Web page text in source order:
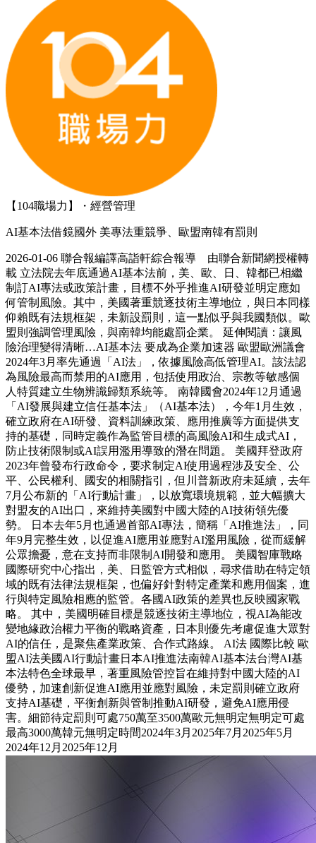
【104職場力】・經營管理
AI基本法借鏡國外 美專法重競爭、歐盟南韓有罰則
2026-01-06 聯合報編譯高詣軒綜合報導 由聯合新聞網授權轉
載 立法院去年底通過AI基本法前，美、歐、日、韓都已相繼
制訂AI專法或政策計畫，目標不外乎推進AI研發並明定應如
何管制風險。其中，美國著重競逐技術主導地位，與日本同樣
仰賴既有法規框架，未新設罰則，這一點似乎與我國類似。歐
盟則強調管理風險，與南韓均能處罰企業。 延伸閱讀：讓風
險治理變得清晰…AI基本法 要成為企業加速器 歐盟歐洲議會
2024年3月率先通過「AI法」，依據風險高低管理AI。該法認
為風險最高而禁用的AI應用，包括使用政治、宗教等敏感個
人特質建立生物辨識歸類系統等。 南韓國會2024年12月通過
「AI發展與建立信任基本法」（AI基本法），今年1月生效，
確立政府在AI研發、資料訓練政策、應用推廣等方面提供支
持的基礎，同時定義作為監管目標的高風險AI和生成式AI，
防止技術限制或AI誤用濫用導致的潛在問題。 美國拜登政府
2023年曾發布行政命令，要求制定AI使用過程涉及安全、公
平、公民權利、國安的相關指引，但川普新政府未延續，去年
7月公布新的「AI行動計畫」，以放寬環境規範，並大幅擴大
對盟友的AI出口，來維持美國對中國大陸的AI技術領先優
勢。 日本去年5月也通過首部AI專法，簡稱「AI推進法」，同
年9月完整生效，以促進AI應用並應對AI濫用風險，從而緩解
公眾擔憂，意在支持而非限制AI開發和應用。 美國智庫戰略
國際研究中心指出，美、日監管方式相似，尋求借助在特定領
域的既有法律法規框架，也偏好針對特定產業和應用個案，進
行與特定風險相應的監管。各國AI政策的差異也反映國家戰
略。 其中，美國明確目標是競逐技術主導地位，視AI為能改
變地緣政治權力平衡的戰略資產，日本則優先考慮促進大眾對
AI的信任，是聚焦產業政策、合作式路線。 AI法 國際比較 歐
盟AI法美國AI行動計畫日本AI推進法南韓AI基本法台灣AI基
本法特色全球最早，著重風險管控旨在維持對中國大陸的AI
優勢，加速創新促進AI應用並應對風險，未定罰則確立政府
支持AI基礎，平衡創新與管制推動AI研發，避免AI應用侵
害。細節待定罰則可處750萬至3500萬歐元無明定無明定可處
最高3000萬韓元無明定時間2024年3月2025年7月2025年5月
2024年12月2025年12月